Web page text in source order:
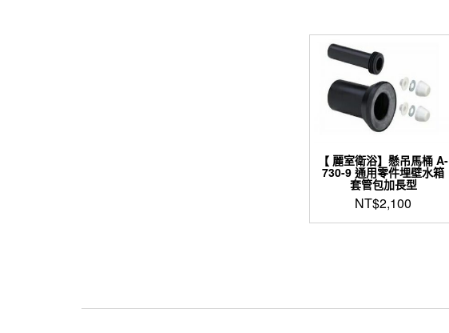
【 麗室衛浴】懸吊馬桶 A-
730-9 通用零件埋壁水箱
套管包加長型
NT$2,100